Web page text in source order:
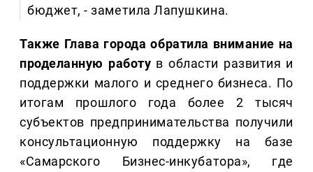
бюджет, - заметила Лапушкина.
Также Глава города обратила внимание на
проделанную работу в области развития и
поддержки малого и среднего бизнеса. По
итогам прошлого года более 2 тысяч
субъектов предпринимательства получили
консультационную поддержку на базе
«Самарского Бизнес-инкубатора», где